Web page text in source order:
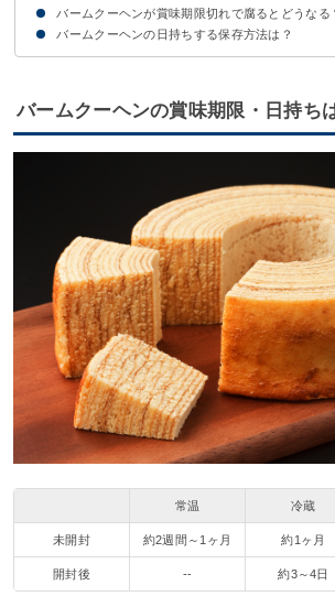
バームクーヘンの賞味期限切れは腐っていなけれ
【1・2・3日】賞味期限切れのバームクーヘン
【1週間】賞味期限切れのバームクーヘン
【10日〜2週間】賞味期限切れのバームクーヘン
【1ヶ月以上】賞味期限切れのバームクーヘン
バームクーヘンが賞味期限切れで腐るとどうなる
バームクーヘンの日持ちする保存方法は？
【未開封】の保存方法
【開封後】の保存方法
バームクーヘンの賞味期限・日持ち
常温 冷蔵
未開封 約2週間～1ヶ月 約1ヶ月
開封後 -- 約3～4日